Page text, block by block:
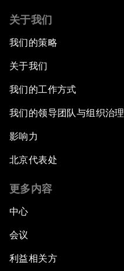
关于我们
我们的策略
关于我们
我们的工作方式
我们的领导团队与组织治理
影响力
北京代表处
更多内容
中心
会议
利益相关方